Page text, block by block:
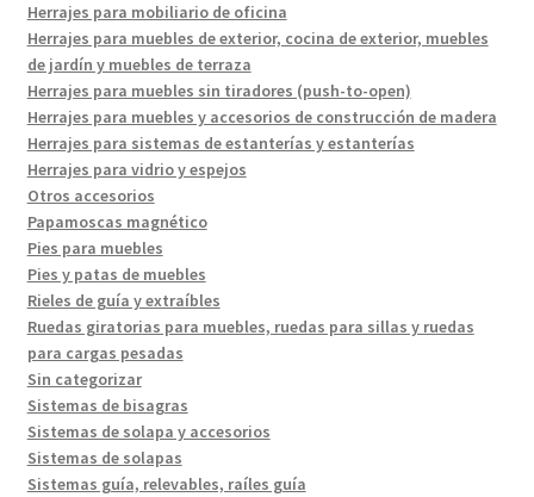
Herrajes para mobiliario de oficina
Herrajes para muebles de exterior, cocina de exterior, muebles
de jardín y muebles de terraza
Herrajes para muebles sin tiradores (push-to-open)
Herrajes para muebles y accesorios de construcción de madera
Herrajes para sistemas de estanterías y estanterías
Herrajes para vidrio y espejos
Otros accesorios
Papamoscas magnético
Pies para muebles
Pies y patas de muebles
Rieles de guía y extraíbles
Ruedas giratorias para muebles, ruedas para sillas y ruedas
para cargas pesadas
Sin categorizar
Sistemas de bisagras
Sistemas de solapa y accesorios
Sistemas de solapas
Sistemas guía, relevables, raíles guía